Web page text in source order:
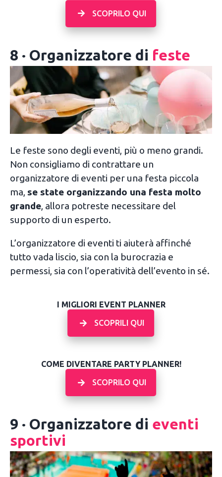
SCOPRILO QUI
8 · Organizzatore di feste
Le feste sono degli eventi, più o meno grandi.
Non consigliamo di contrattare un
organizzatore di eventi per una festa piccola
ma, se state organizzando una festa molto
grande, allora potreste necessitare del
supporto di un esperto.
L’organizzatore di eventi ti aiuterà affinché
tutto vada liscio, sia con la burocrazia e
permessi, sia con l’operatività dell’evento in sé.
I MIGLIORI EVENT PLANNER
SCOPRILI QUI
COME DIVENTARE PARTY PLANNER!
SCOPRILO QUI
9 · Organizzatore di eventi
sportivi